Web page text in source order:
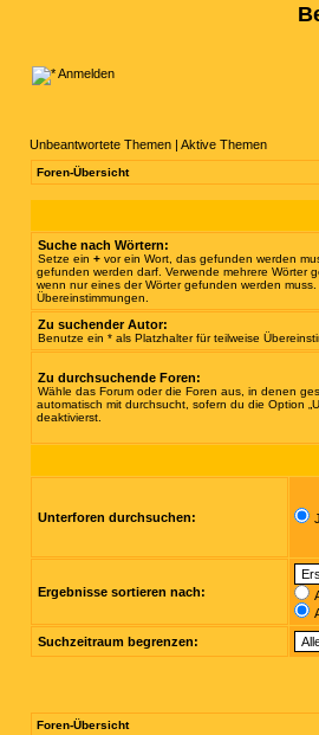
Anmelden
Unbeantwortete Themen | Aktive Themen
Foren-Übersicht
Suche nach Wörtern:
Setze ein + vor ein Wort, das gefunden werden
gefunden werden darf. Verwende mehrere Wörter
wenn nur eines der Wörter gefunden werden
Übereinstimmungen.
Zu suchender Autor:
Benutze ein * als Platzhalter für teilweise
Zu durchsuchende Foren:
Wähle das Forum oder die Foren aus, in denen
automatisch mit durchsucht, sofern du die Option
deaktivierst.
Unterforen durchsuchen:
Ergebnisse sortieren nach:
Suchzeitraum begrenzen:
Foren-Übersicht